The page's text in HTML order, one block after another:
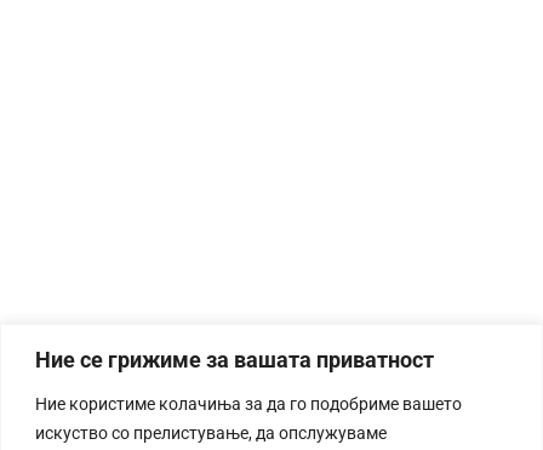
Ние се грижиме за вашата приватност
Ние користиме колачиња за да го подобриме вашето
искуство со прелистување, да опслужуваме